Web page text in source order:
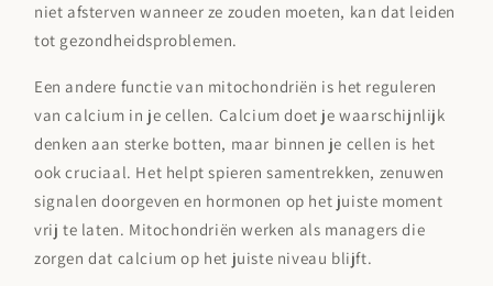
niet afsterven wanneer ze zouden moeten, kan dat leiden
tot gezondheidsproblemen.
Een andere functie van mitochondriën is het reguleren
van calcium in je cellen. Calcium doet je waarschijnlijk
denken aan sterke botten, maar binnen je cellen is het
ook cruciaal. Het helpt spieren samentrekken, zenuwen
signalen doorgeven en hormonen op het juiste moment
vrij te laten. Mitochondriën werken als managers die
zorgen dat calcium op het juiste niveau blijft.